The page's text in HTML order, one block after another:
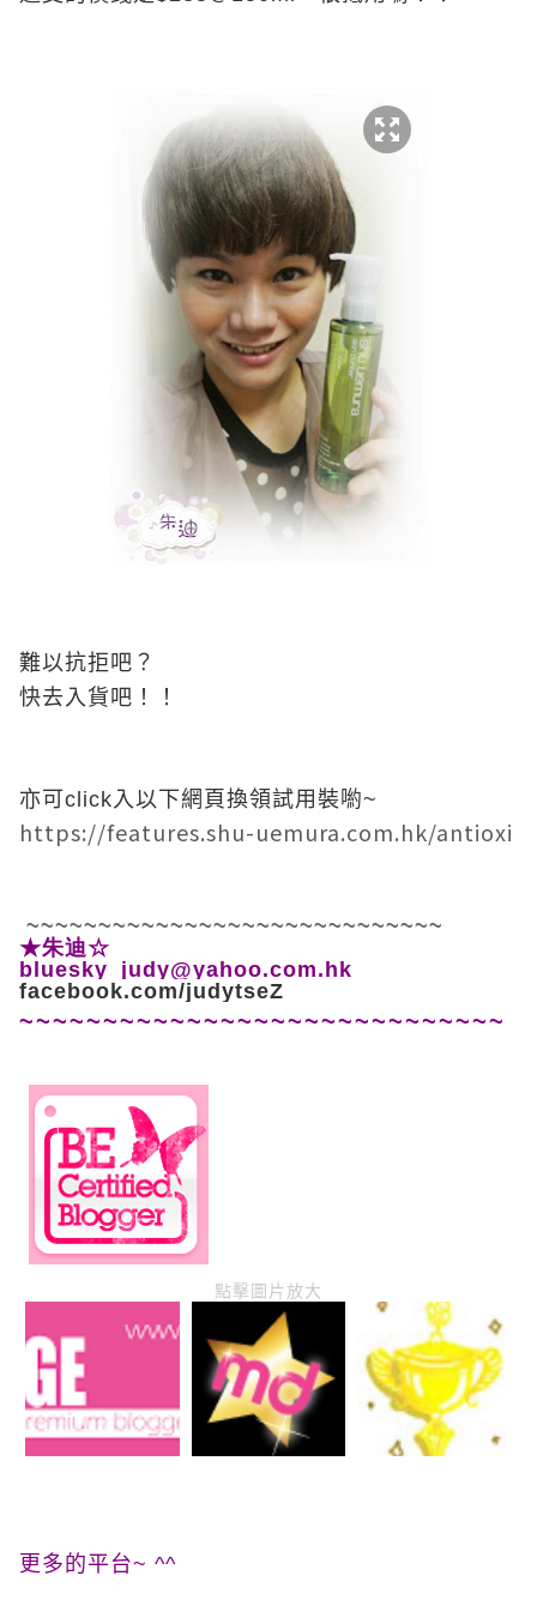
難以抗拒吧？
快去入貨吧！！
亦可click入以下網頁換領試用裝喲~
https://features.shu-uemura.com.hk/antioxi
~~~~~~~~~~~~~~~~~~~~~~~~~~~~~
★朱迪☆
bluesky_judy@yahoo.com.hk
facebook.com/judytseZ
~~~~~~~~~~~~~~~~~~~~~~~~~~~~~
點擊圖片放大
更多的平台~ ^^